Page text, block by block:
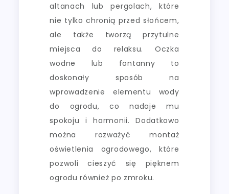
altanach lub pergolach, które
nie tylko chronią przed słońcem,
ale także tworzą przytulne
miejsca do relaksu. Oczka
wodne lub fontanny to
doskonały sposób na
wprowadzenie elementu wody
do ogrodu, co nadaje mu
spokoju i harmonii. Dodatkowo
można rozważyć montaż
oświetlenia ogrodowego, które
pozwoli cieszyć się pięknem
ogrodu również po zmroku.